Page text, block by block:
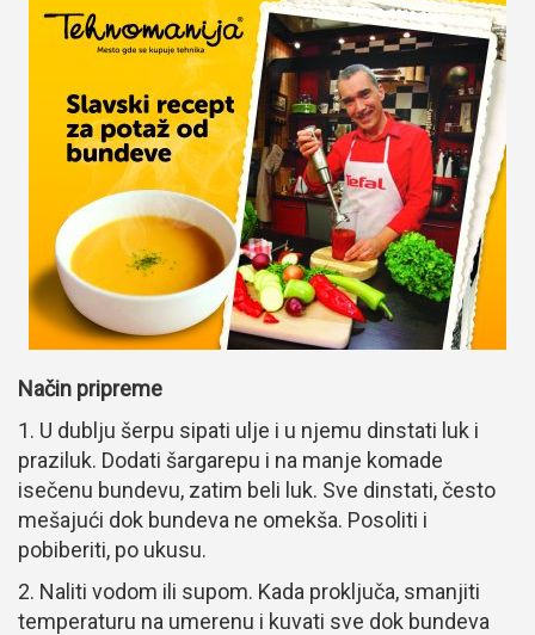
Način pripreme
1. U dublju šerpu sipati ulje i u njemu dinstati luk i
praziluk. Dodati šargarepu i na manje komade
isečenu bundevu, zatim beli luk. Sve dinstati, često
mešajući dok bundeva ne omekša. Posoliti i
pobiberiti, po ukusu.
2. Naliti vodom ili supom. Kada proključa, smanjiti
temperaturu na umerenu i kuvati sve dok bundeva